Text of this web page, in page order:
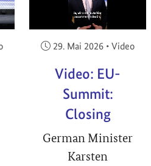
Veröffentlicht am:
29. Mai 2026 • Video
Video: EU-
Summit:
Closing
German Minister
Karsten